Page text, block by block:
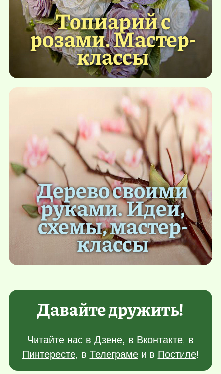
Топиарий с
розами. Мастер-
классы
Дерево своими
руками. Идеи,
схемы, мастер-
классы
Давайте дружить!
Читайте нас в Дзене, в Вконтакте, в
Пинтересте, в Телеграмеи в Постиле!